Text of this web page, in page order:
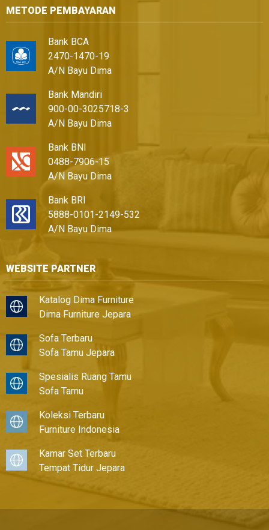
METODE PEMBAYARAN
Bank BCA
2470-1470-19
A/N Bayu Dima
Bank Mandiri
900-00-3025718-3
A/N Bayu Dima
Bank BNI
0488-7906-15
A/N Bayu Dima
Bank BRI
5888-0101-2149-532
A/N Bayu Dima
WEBSITE PARTNER
Katalog Dima Furniture
Dima Furniture Jepara
Sofa Terbaru
Sofa Tamu Jepara
Spesialis Ruang Tamu
Sofa Tamu
Koleksi Terbaru
Furniture Indonesia
Kamar Set Terbaru
Tempat Tidur Jepara